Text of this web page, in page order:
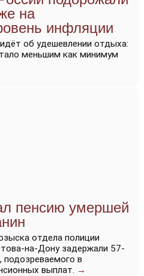
на
инфляции
об удешевлении отдыха:
меньшим как минимум
пенсию умершей
отдела полиции
на-Дону задержали 57-
подозреваемого в
выплат. →